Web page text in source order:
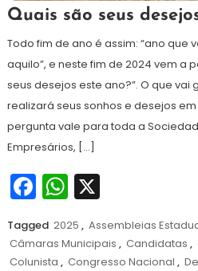
10
de
dezembro
de
Redação
Quais são seus
Todo fim de ano é assim: “ano que
aquilo”, e neste fim de 2024 vem a
seus desejos este ano?”. O que
realizará seus sonhos e desejos
pergunta vale para toda a
Empresários, […]
Facebook
WhatsApp
X
Tagged 2025 , Assembleias
Câmaras Municipais , Candidatas ,
Colunista , Congresso Nacional ,